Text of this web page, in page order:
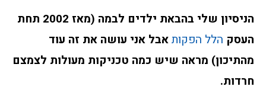
הניסיון שלי בהבאת ילדים לבמה (מאז 2002 תחת
העסק הלל הפקותאבל אני עושה את זה עוד
מהתיכון) מראה שיש כמה טכניקות מעולות לצמצם
חרדות.